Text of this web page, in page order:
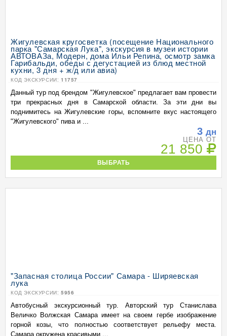
Жигулевская кругосветка (посещение Национального
парка "Самарская Лука", экскурсия в музеи истории
АВТОВАЗа, Модерн, дома Ильи Репина, осмотр замка
Гарибальди, обеды с дегустацией из блюд местной
кухни, 3 дня + ж/д или авиа)
КОД ЭКСКУРСИИ: 11757
Данный тур под брендом "Жигулевское" предлагает вам провести
три прекрасных дня в Самарской области. За эти дни вы
поднимитесь на Жигулевские горы, вспомните вкус настоящего
"Жигулевского" пива и ...
3 дн
ЦЕНА ОТ
21 850
ВЫБРАТЬ
"Запасная столица России" Самара - Ширяевская
лука
КОД ЭКСКУРСИИ: 5956
Автобусный экскурсионный тур. Авторский тур Станислава
Величко Волжская Самара имеет на своем гербе изображение
горной козы, что полностью соответствует рельефу места.
Самара окружена красивыми ...